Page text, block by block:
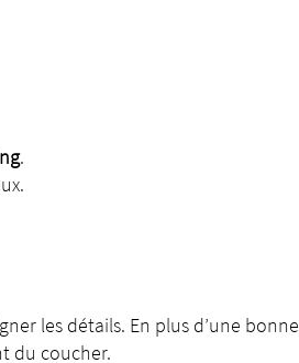
.
les détails. En plus d’une bonne
du coucher.